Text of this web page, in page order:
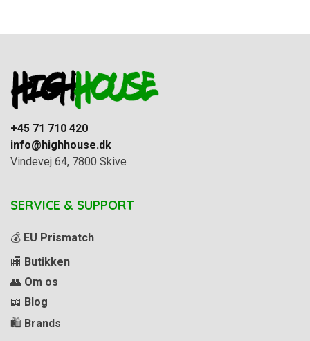
+45 71 710 420
info@highhouse.dk
Vindevej 64, 7800 Skive
SERVICE & SUPPORT
💰 EU Prismatch
🏬 Butikken
👥 Om os
📖 Blog
🛍️ Brands